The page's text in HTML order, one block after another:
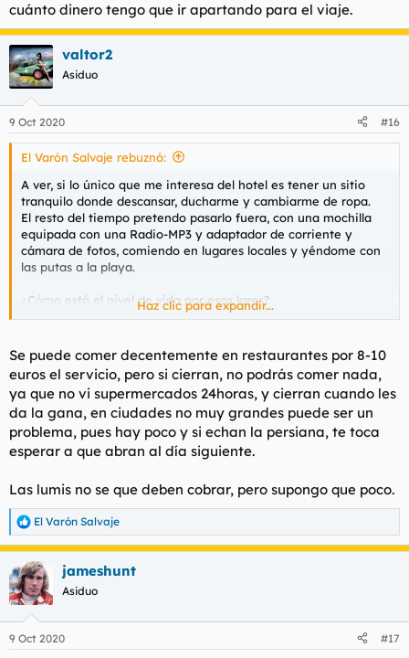
cuánto dinero tengo que ir apartando para el viaje.
valtor2
Asiduo
9 Oct 2020 #16
El Varón Salvaje rebuznó:
A ver, si lo único que me interesa del hotel es tener un sitio
tranquilo donde descansar, ducharme y cambiarme de ropa.
El resto del tiempo pretendo pasarlo fuera, con una mochilla
equipada con una Radio-MP3 y adaptador de corriente y
cámara de fotos, comiendo en lugares locales y yéndome con
las putas a la playa.
¿Cómo está el nivel de vida por esos lares?
Le pregunto precios orientativos de servicios, para saber
Haz clic para expandir...
Se puede comer decentemente en restaurantes por 8-10
euros el servicio, pero si cierran, no podrás comer nada,
ya que no vi supermercados 24horas, y cierran cuando les
da la gana, en ciudades no muy grandes puede ser un
problema, pues hay poco y si echan la persiana, te toca
esperar a que abran al día siguiente.
Las lumis no se que deben cobrar, pero supongo que poco.
R
e
a
c
c
i
e
El Varón Salvaje
jameshunt
Asiduo
9 Oct 2020 #17